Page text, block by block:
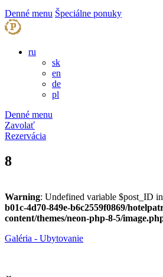
Denné menu Špeciálne ponuky
ru
sk
en
de
pl
Denné menu
Zavolať
Rezervácia
8
Warning: Undefined variable $post_ID in
b01c-4d70-849e-b6c2559f0869/
content/themes/neon-php-8-5/
Galéria - Ubytovanie